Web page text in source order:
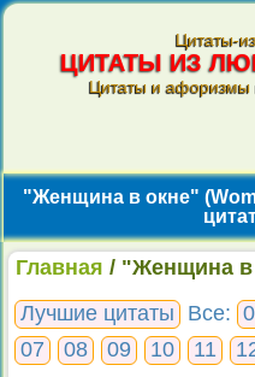
Цитаты-
ЦИТАТЫ ИЗ
Цитаты и афоризмы
"Женщина в окне"
Главная / "Женщина в
Лучшие цитаты
Все:
07
08 09 10 11